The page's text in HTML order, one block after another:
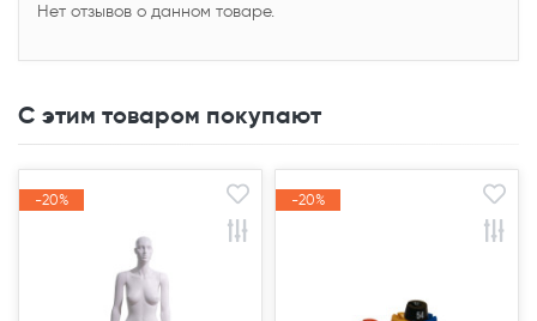
Нет отзывов о данном товаре.
С этим товаром покупают
-20%
-20% -20%
-20%